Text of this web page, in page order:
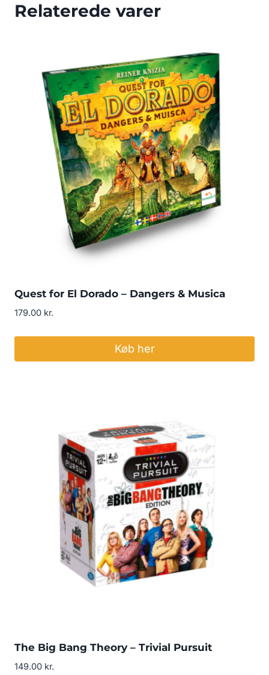
Relaterede varer
Quest for El Dorado – Dangers & Musica
179.00 kr.
Køb her
The Big Bang Theory – Trivial Pursuit
149.00 kr.